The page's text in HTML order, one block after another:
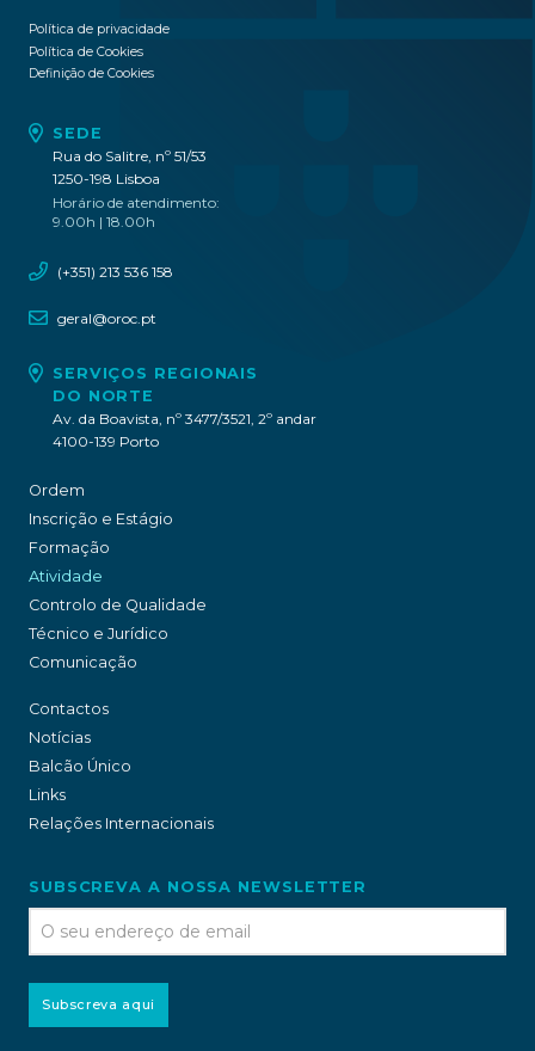
Política de privacidade
Política de Cookies
Definição de Cookies
SEDE
Rua do Salitre, nº 51/53
1250-198 Lisboa
Horário de atendimento:
9.00h | 18.00h
(+351) 213 536 158
geral@oroc.pt
SERVIÇOS REGIONAIS
DO NORTE
Av. da Boavista, nº 3477/3521, 2º andar
4100-139 Porto
Ordem
Inscrição e Estágio
Formação
Atividade
Controlo de Qualidade
Técnico e Jurídico
Comunicação
Contactos
Notícias
Balcão Único
Links
Relações Internacionais
SUBSCREVA A NOSSA NEWSLETTER
Subscreva aqui